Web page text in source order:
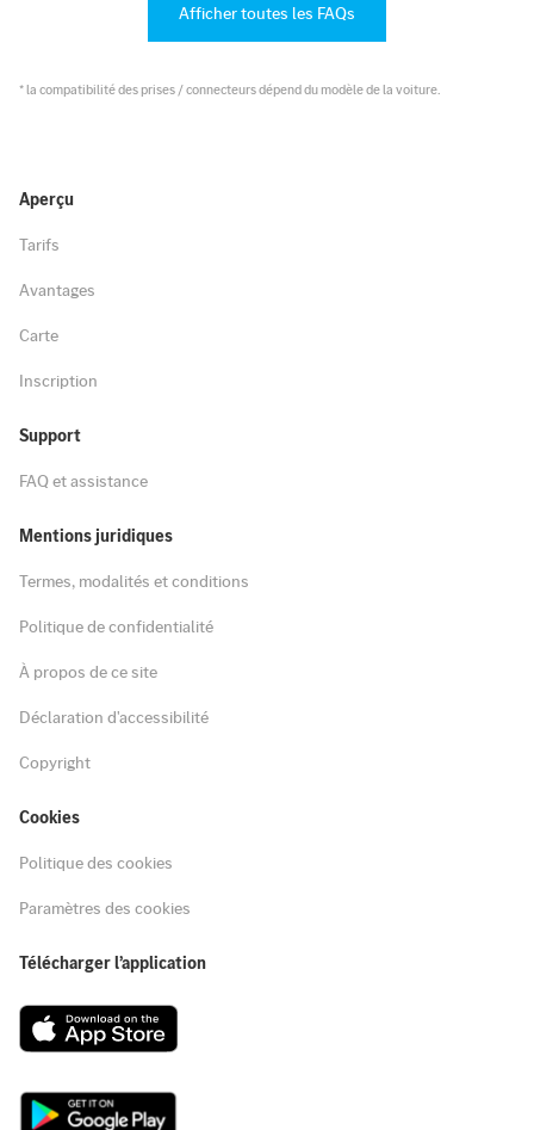
Afficher toutes les FAQs
* la compatibilité des prises / connecteurs dépend du modèle de la voiture.
Aperçu
Tarifs
Avantages
Carte
Inscription
Support
FAQ et assistance
Mentions juridiques
Termes, modalités et conditions
Politique de confidentialité
À propos de ce site
Déclaration d'accessibilité
Copyright
Cookies
Politique des cookies
Paramètres des cookies
Télécharger l’application